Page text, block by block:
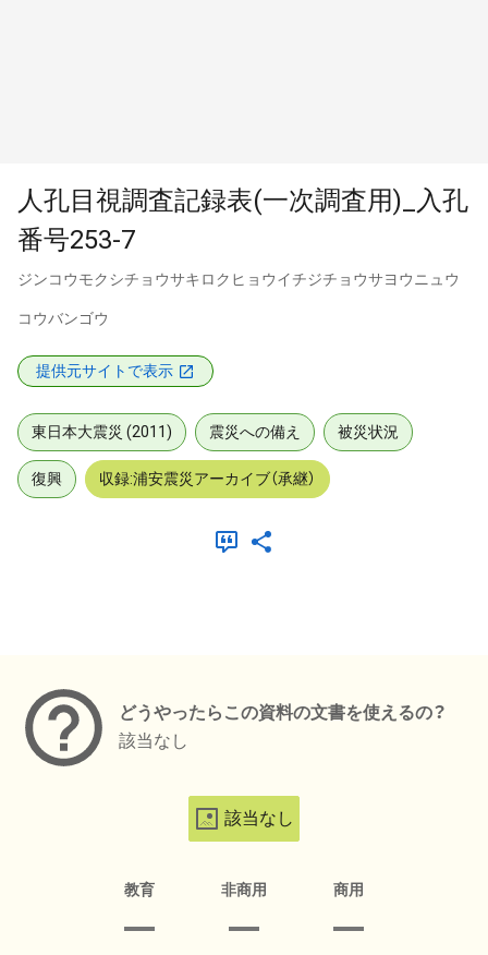
人孔目視調査記録表(一次調査用)_入孔
番号253-7
ジンコウモクシチョウサキロクヒョウイチジチョウサヨウニュウ
コウバンゴウ
提供元サイトで表示
東日本大震災 (2011) 震災への備え 被災状況
復興 収録:浦安震災アーカイブ（承継）
どうやったらこの資料の文書を使えるの？
該当なし
該当なし
教育 非商用 商用